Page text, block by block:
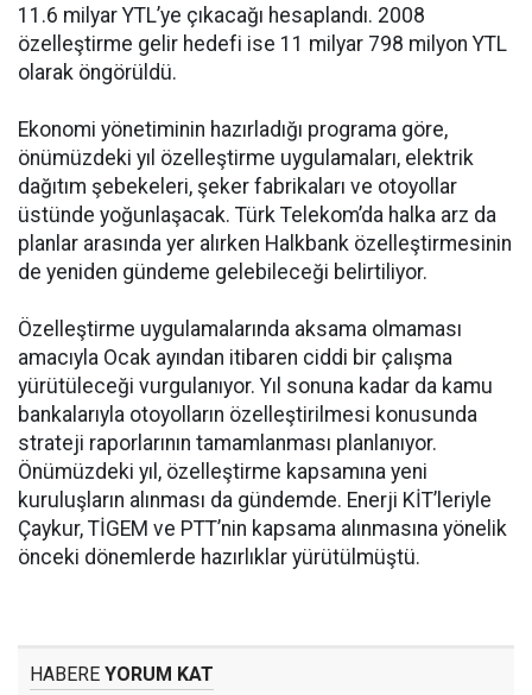
11.6 milyar YTL’ye çıkacağı hesaplandı. 2008
özelleştirme gelir hedefi ise 11 milyar 798 milyon YTL
olarak öngörüldü.
Ekonomi yönetiminin hazırladığı programa göre,
önümüzdeki yıl özelleştirme uygulamaları, elektrik
dağıtım şebekeleri, şeker fabrikaları ve otoyollar
üstünde yoğunlaşacak. Türk Telekom’da halka arz da
planlar arasında yer alırken Halkbank özelleştirmesinin
de yeniden gündeme gelebileceği belirtiliyor.
Özelleştirme uygulamalarında aksama olmaması
amacıyla Ocak ayından itibaren ciddi bir çalışma
yürütüleceği vurgulanıyor. Yıl sonuna kadar da kamu
bankalarıyla otoyolların özelleştirilmesi konusunda
strateji raporlarının tamamlanması planlanıyor.
Önümüzdeki yıl, özelleştirme kapsamına yeni
kuruluşların alınması da gündemde. Enerji KİT’leriyle
Çaykur, TİGEM ve PTT’nin kapsama alınmasına yönelik
önceki dönemlerde hazırlıklar yürütülmüştü.
HABERE YORUM KAT